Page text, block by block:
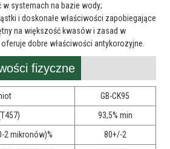
w systemach na bazie wody;
i doskonałe właściwości zapobiegające
na większość kwasów i zasad w
dobre właściwości antykorozyjne.
fizyczne
GB-CK95
93,5% min
2 mikronów)%
80+/-2